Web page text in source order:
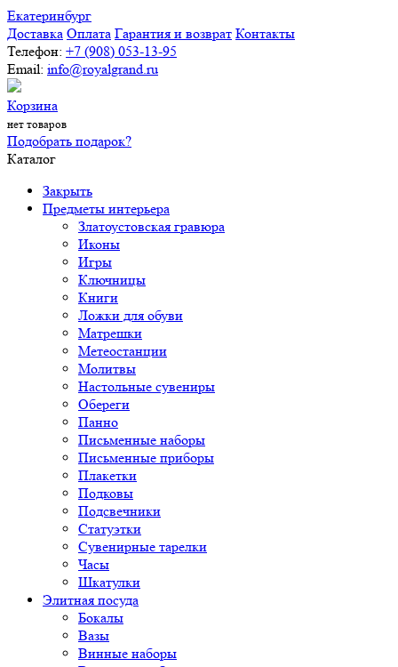
Екатеринбург
Доставка Оплата Гарантия и возврат Контакты
Телефон: +7 (908) 053-13-95
Email: info@royalgrand.ru
Корзина
нет товаров
Подобрать подарок?
Каталог
Закрыть
Предметы интерьера
Златоустовская гравюра
Иконы
Игры
Ключницы
Книги
Ложки для обуви
Матрешки
Метеостанции
Молитвы
Настольные сувениры
Обереги
Панно
Письменные наборы
Письменные приборы
Плакетки
Подковы
Подсвечники
Статуэтки
Сувенирные тарелки
Часы
Шкатулки
Элитная посуда
Бокалы
Вазы
Винные наборы